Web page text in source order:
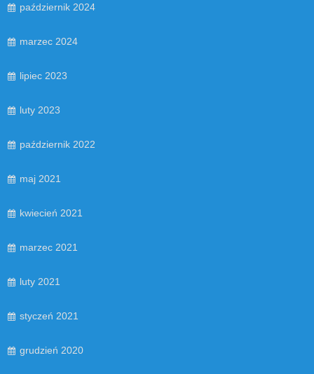
październik 2024
marzec 2024
lipiec 2023
luty 2023
październik 2022
maj 2021
kwiecień 2021
marzec 2021
luty 2021
styczeń 2021
grudzień 2020